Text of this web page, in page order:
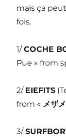
mais ça
fois.
1/COCHE
Pue » from
2/ EIEFITS
from « メザメ
3/